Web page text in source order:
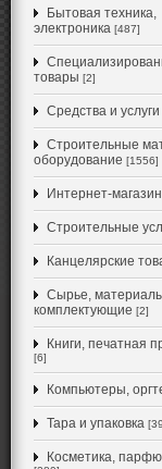
Бытовая техника,
электроника [487]
товары [2]
Средства и услуги
Строительные
оборудование [1556]
Интернет-
Строительные
Канцелярские
Сырье,
комплектующие [2]
Книги, печатная
[6]
Компьютеры,
Тара и упаковка
Косметика,